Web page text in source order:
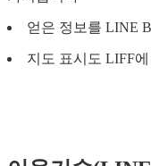
얻은 정보를 LINE
지도 표시도 LIFF에